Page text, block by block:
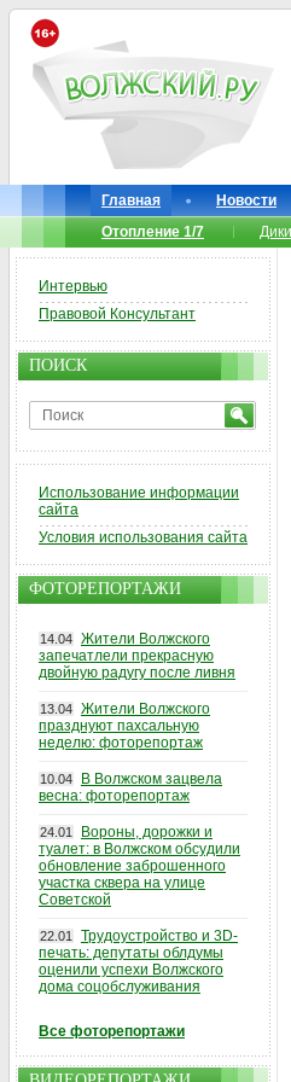
Главная Новости
Отопление 1/7
Интервью
Правовой Консультант
ПОИСК
Использование информации
сайта
Условия использования сайта
ФОТОРЕПОРТАЖИ
14.04 Жители Волжского
запечатлели прекрасную
двойную радугу после ливня
13.04 Жители Волжского
празднуют пахсальную
неделю: фоторепортаж
10.04
В Волжском зацвела
весна: фоторепортаж
24.01
Вороны, дорожки и
туалет: в Волжском обсудили
обновление заброшенного
участка сквера на улице
Советской
22.01
Трудоустройство и 3D-
печать: депутаты облдумы
оценили успехи Волжского
дома соцобслуживания
Все фоторепортажи